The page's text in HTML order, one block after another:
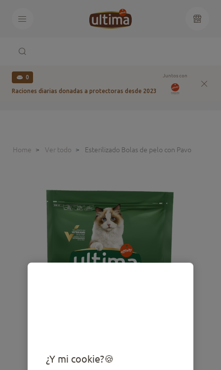
0
Raciones diarias donadas a protectoras desde 2023
Juntos con
Home Ver todo Esterilizado Bolas de pelo con Pavo
¿Y mi cookie?